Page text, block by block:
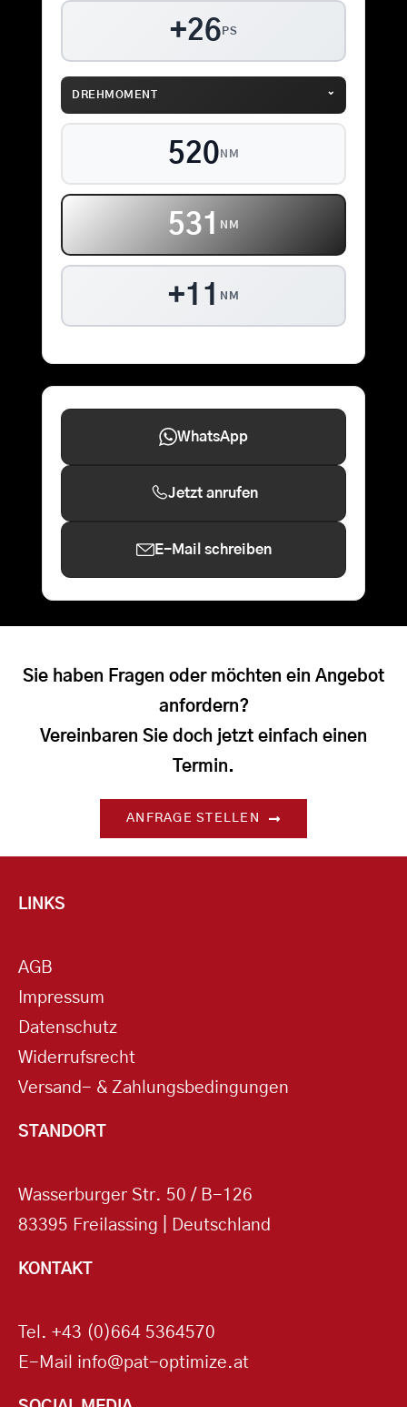
+26 PS
DREHMOMENT ⌄
520 NM
531 NM
+11 NM
WhatsApp
Jetzt anrufen
E-Mail schreiben
Sie haben Fragen oder möchten ein Angebot
anfordern?
Vereinbaren Sie doch jetzt einfach einen
Termin.
ANFRAGE STELLEN
LINKS
AGB
Impressum
Datenschutz
Widerrufsrecht
Versand- & Zahlungsbedingungen
STANDORT
Wasserburger Str. 50 / B-126
83395 Freilassing | Deutschland
KONTAKT
Tel. +43 (0)664 5364570
E-Mail info@pat-optimize.at